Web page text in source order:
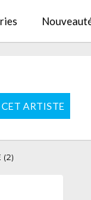
ARTISTE
(2)